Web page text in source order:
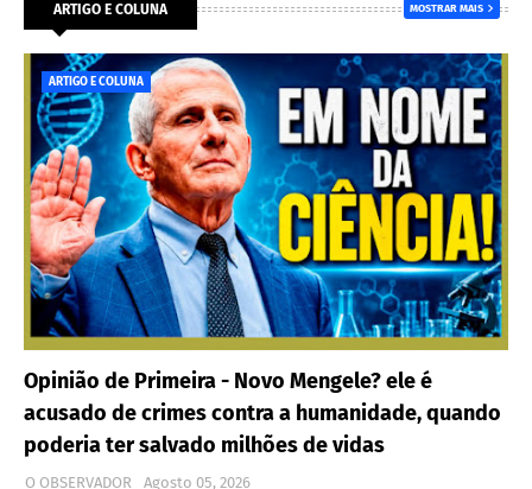
ARTIGO E COLUNA MOSTRAR MAIS
ARTIGO E COLUNA
Opinião de Primeira - Novo Mengele? ele é
acusado de crimes contra a humanidade, quando
poderia ter salvado milhões de vidas
O OBSERVADOR Agosto 05, 2026